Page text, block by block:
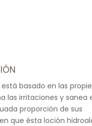
está basado en las
las irritaciones y sanea
proporción de sus
que ésta loción